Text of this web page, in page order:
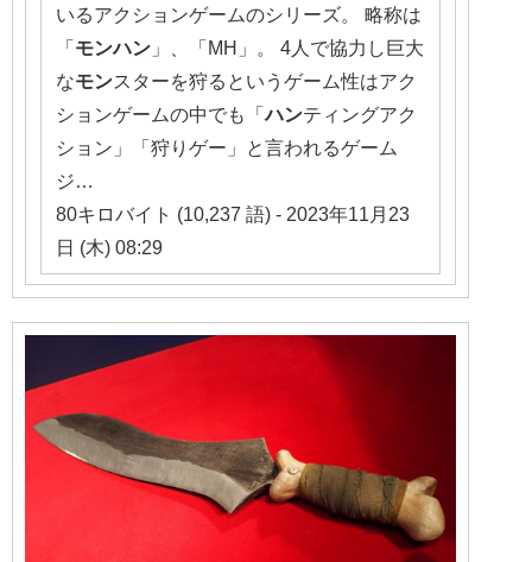
いるアクションゲームのシリーズ。 略称は
「 モンハン 」、「MH」。 4人で協力し巨大
なモンスターを狩るというゲーム性はアク
ションゲームの中でも「ハンティングアク
ション」「狩りゲー」と言われるゲーム
ジ…
80キロバイト (10,237 語) - 2023年11月23
日 (木) 08:29